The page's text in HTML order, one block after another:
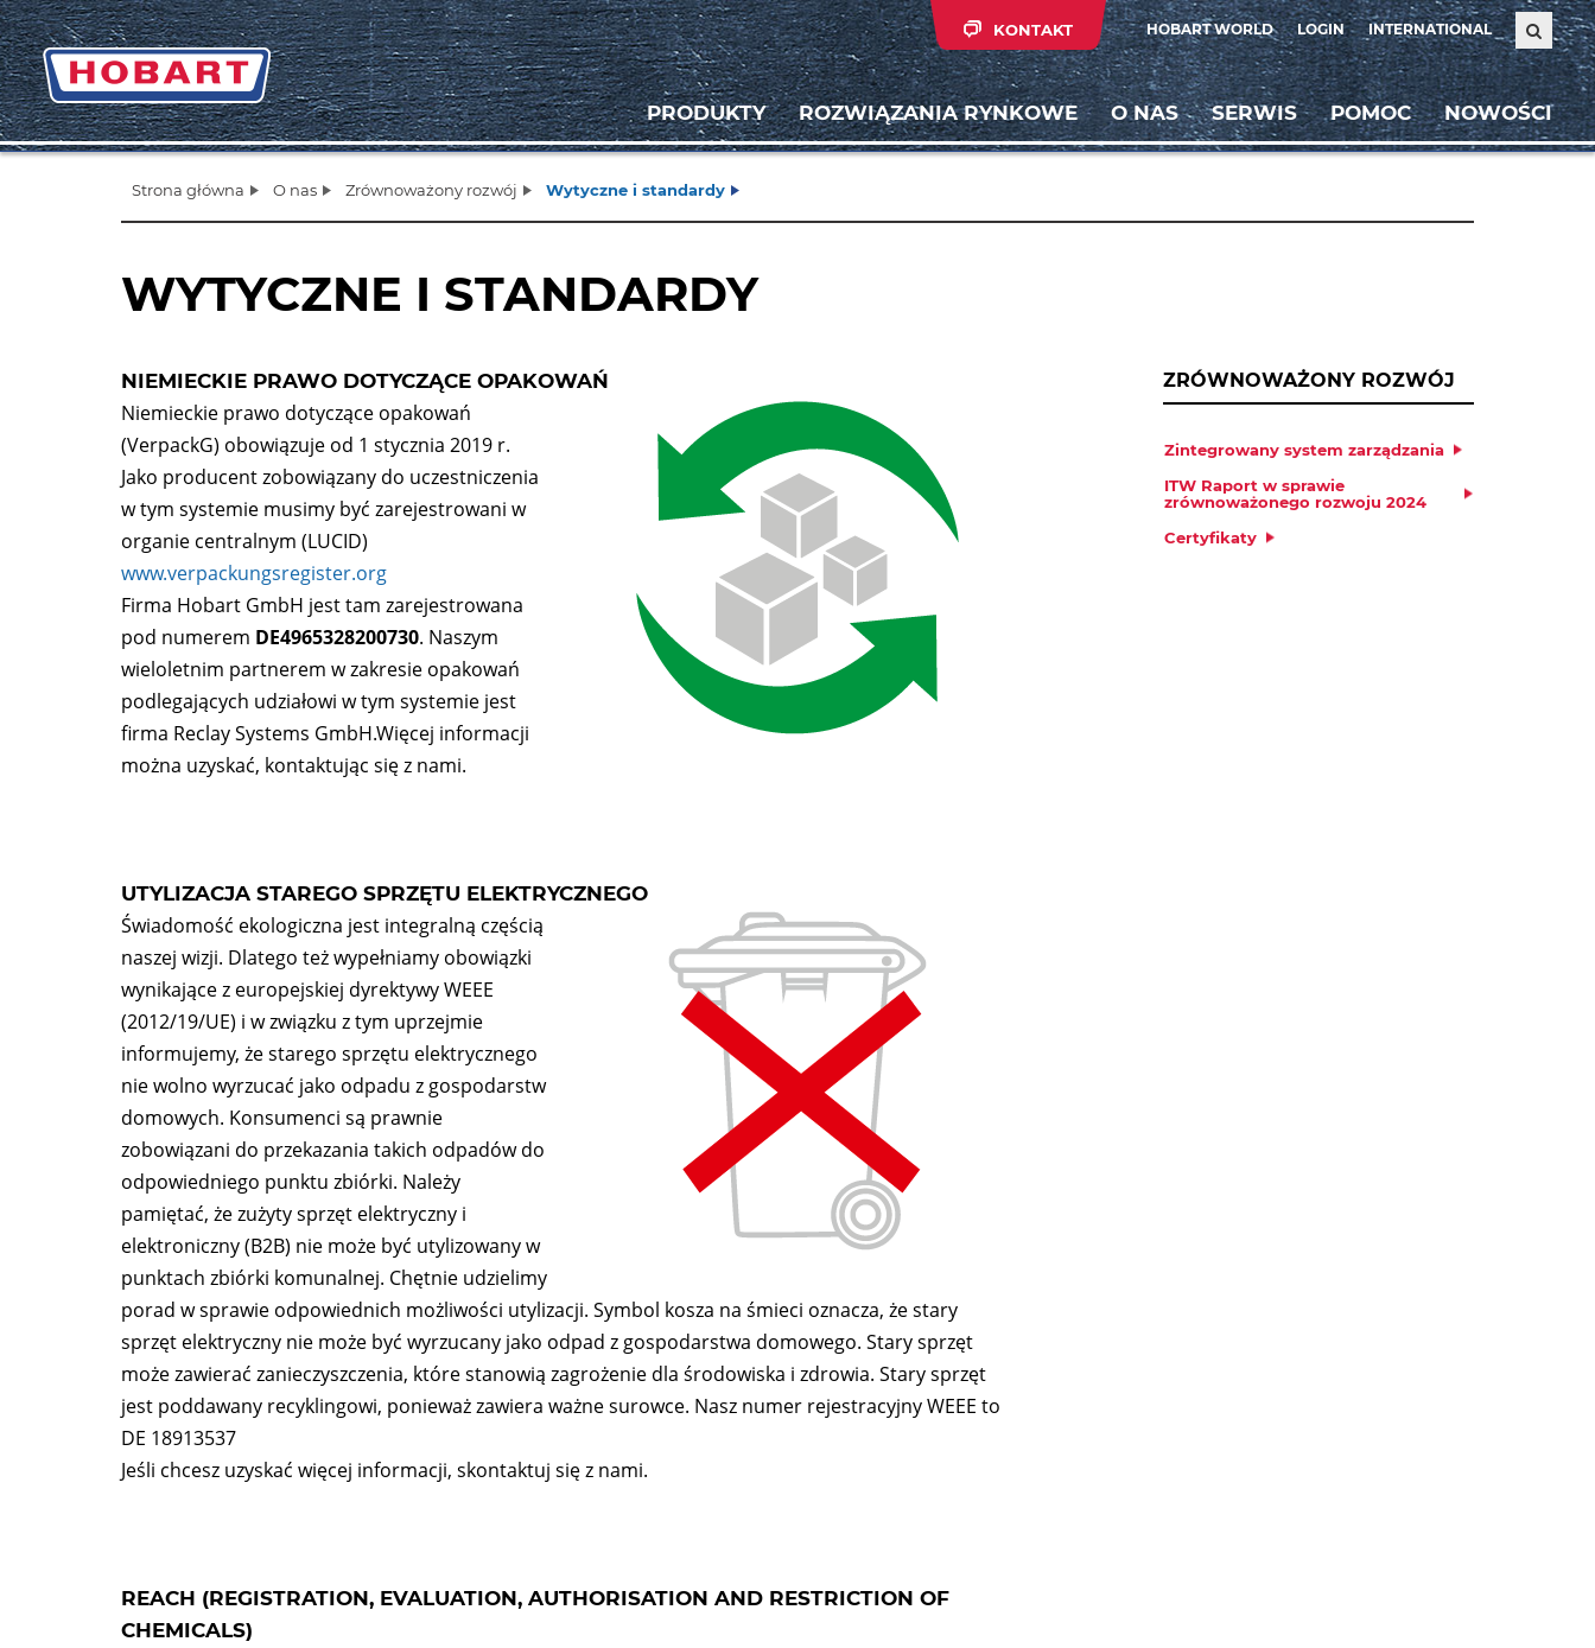
HOBART WORLD LOGIN INTERNATIONAL
KONTAKT
PRODUKTY ROZWIĄZANIA RYNKOWE O NAS SERWIS POMOC NOWOŚCI
Strona główna O nas Zrównoważony rozwój Wytyczne i standardy
WYTYCZNE I STANDARDY
NIEMIECKIE PRAWO DOTYCZĄCE OPAKOWAŃ
Niemieckie prawo dotyczące opakowań
(VerpackG) obowiązuje od 1 stycznia 2019 r.
Jako producent zobowiązany do uczestniczenia
w tym systemie musimy być zarejestrowani w
organie centralnym (LUCID)
www.verpackungsregister.org
Firma Hobart GmbH jest tam zarejestrowana
pod numerem DE4965328200730. Naszym
wieloletnim partnerem w zakresie opakowań
podlegających udziałowi w tym systemie jest
firma Reclay Systems GmbH.Więcej informacji
można uzyskać, kontaktując się z nami.
UTYLIZACJA STAREGO SPRZĘTU ELEKTRYCZNEGO
Świadomość ekologiczna jest integralną częścią
naszej wizji. Dlatego też wypełniamy obowiązki
wynikające z europejskiej dyrektywy WEEE
(2012/19/UE) i w związku z tym uprzejmie
informujemy, że starego sprzętu elektrycznego
nie wolno wyrzucać jako odpadu z gospodarstw
domowych. Konsumenci są prawnie
zobowiązani do przekazania takich odpadów do
odpowiedniego punktu zbiórki. Należy
pamiętać, że zużyty sprzęt elektryczny i
elektroniczny (B2B) nie może być utylizowany w
punktach zbiórki komunalnej. Chętnie udzielimy
porad w sprawie odpowiednich możliwości utylizacji. Symbol kosza na śmieci oznacza, że stary
sprzęt elektryczny nie może być wyrzucany jako odpad z gospodarstwa domowego. Stary sprzęt
może zawierać zanieczyszczenia, które stanowią zagrożenie dla środowiska i zdrowia. Stary sprzęt
jest poddawany recyklingowi, ponieważ zawiera ważne surowce. Nasz numer rejestracyjny WEEE to
DE 18913537
Jeśli chcesz uzyskać więcej informacji, skontaktuj się z nami.
REACH (REGISTRATION, EVALUATION, AUTHORISATION AND RESTRICTION OF
CHEMICALS)
ZRÓWNOWAŻONY ROZWÓJ
Zintegrowany system zarządzania
ITW Raport w sprawie
zrównoważonego rozwoju 2024
Certyfikaty